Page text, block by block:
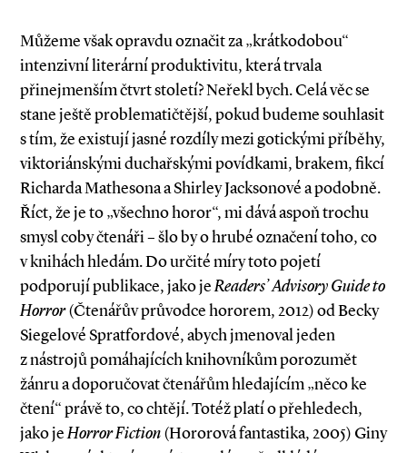
Můžeme však opravdu označit za „krátkodobou“
intenzivní literární produktivitu, která trvala
přinejmenším čtvrt století? Neřekl bych. Celá věc se
stane ještě problematičtější, pokud budeme souhlasit
s tím, že existují jasné rozdíly mezi gotickými příběhy,
viktoriánskými duchařskými povídkami, brakem, fikcí
Richarda Mathesona a Shirley Jacksonové a podobně.
Říct, že je to „všechno horor“, mi dává aspoň trochu
smysl coby čtenáři – šlo by o hrubé označení toho, co
v knihách hledám. Do určité míry toto pojetí
podporují publikace, jako jeReaders’ Advisory Guide to
Horror(Čtenářův průvodce hororem, 2012) od Becky
Siegelové Spratfordové, abych jmenoval jeden
z nástrojů pomáhajících knihovníkům porozumět
žánru a doporučovat čtenářům hledajícím „něco ke
čtení“ právě to, co chtějí. Totéž platí o přehledech,
jako jeHorror Fiction(Hororová fantastika, 2005) Giny